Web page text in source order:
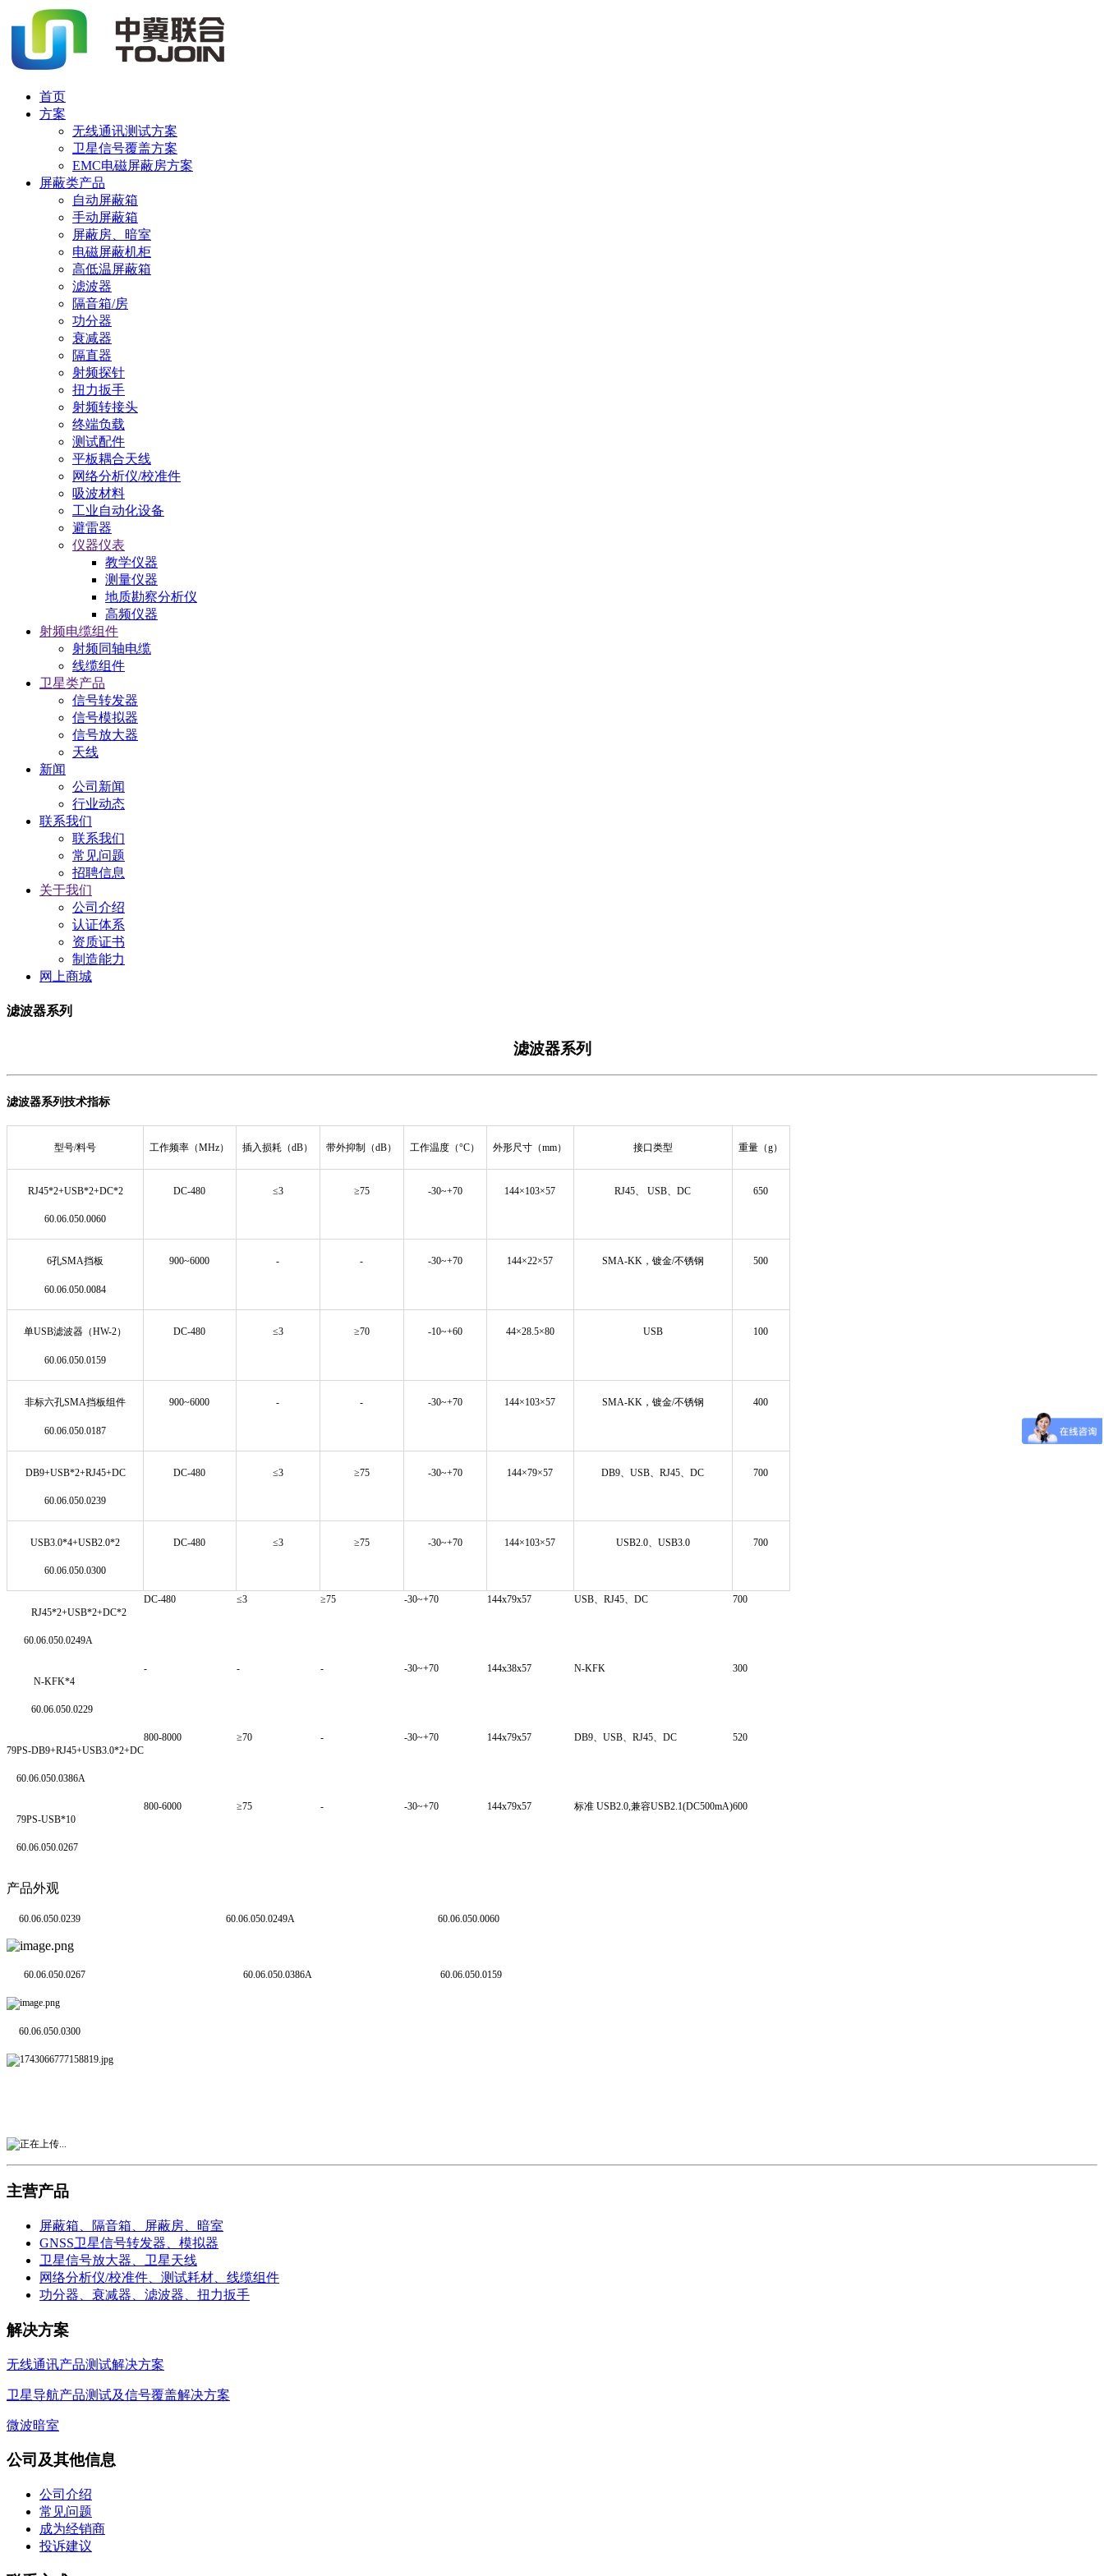
首页
方案
无线通讯测试方案
卫星信号覆盖方案
EMC电磁屏蔽房方案
屏蔽类产品
自动屏蔽箱
手动屏蔽箱
屏蔽房、暗室
电磁屏蔽机柜
高低温屏蔽箱
滤波器
隔音箱/房
功分器
衰减器
隔直器
射频探针
扭力扳手
射频转接头
终端负载
测试配件
平板耦合天线
网络分析仪/校准件
吸波材料
工业自动化设备
避雷器
仪器仪表
教学仪器
测量仪器
地质勘察分析仪
高频仪器
射频电缆组件
射频同轴电缆
线缆组件
卫星类产品
信号转发器
信号模拟器
信号放大器
天线
新闻
公司新闻
行业动态
联系我们
联系我们
常见问题
招聘信息
关于我们
公司介绍
认证体系
资质证书
制造能力
网上商城
滤波器系列
滤波器系列
滤波器系列技术指标
型号/料号 工作频率（MHz） 插入损耗（dB） 带外抑制（dB） 工作温度（°C） 外形尺寸（mm） 接口类型 重量（g）
RJ45*2+USB*2+DC*2
60.06.050.0060
DC-480 ≤3 ≥75 -30~+70 144×103×57 RJ45、 USB、DC 650
6孔SMA挡板
60.06.050.0084
900~6000 - - -30~+70 144×22×57 SMA-KK，镀金/不锈钢 500
单USB滤波器（HW-2）
60.06.050.0159
DC-480 ≤3 ≥70 -10~+60 44×28.5×80 USB 100
非标六孔SMA挡板组件
60.06.050.0187
900~6000 - - -30~+70 144×103×57 SMA-KK，镀金/不锈钢 400
DB9+USB*2+RJ45+DC
60.06.050.0239
DC-480 ≤3 ≥75 -30~+70 144×79×57 DB9、USB、RJ45、DC 700
USB3.0*4+USB2.0*2
60.06.050.0300
DC-480 ≤3 ≥75 -30~+70 144×103×57 USB2.0、USB3.0 700
RJ45*2+USB*2+DC*2
60.06.050.0249A
DC-480 ≤3 ≥75 -30~+70 144x79x57 USB、RJ45、DC 700
N-KFK*4
60.06.050.0229
- - - -30~+70 144x38x57 N-KFK 300
79PS-DB9+RJ45+USB3.0*2+DC
60.06.050.0386A
800-8000 ≥70 - -30~+70 144x79x57 DB9、USB、RJ45、DC 520
79PS-USB*10
60.06.050.0267
800-6000 ≥75 - -30~+70 144x79x57 标准 USB2.0,兼容USB2.1(DC500mA)600
产品外观
60.06.050.0239 60.06.050.0249A 60.06.050.0060
60.06.050.0267 60.06.050.0386A 60.06.050.0159
60.06.050.0300
主营产品
屏蔽箱、隔音箱、屏蔽房、暗室
GNSS卫星信号转发器、模拟器
卫星信号放大器、卫星天线
网络分析仪/校准件、测试耗材、线缆组件
功分器、衰减器、滤波器、扭力扳手
解决方案
无线通讯产品测试解决方案
卫星导航产品测试及信号覆盖解决方案
微波暗室
公司及其他信息
公司介绍
常见问题
成为经销商
投诉建议